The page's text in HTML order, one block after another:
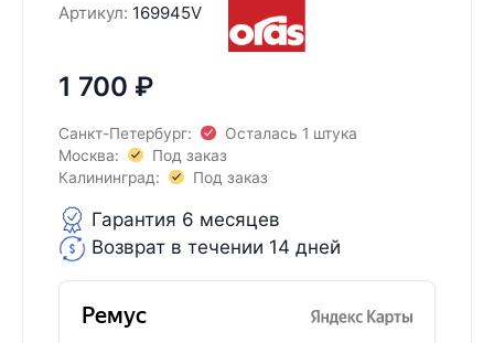
Артикул: 169945V
1 700 ₽
Санкт-Петербург:
Осталась 1 штука
Москва:
Под заказ
Калининград:
Под заказ
Гарантия 6 месяцев
Возврат в течении 14 дней